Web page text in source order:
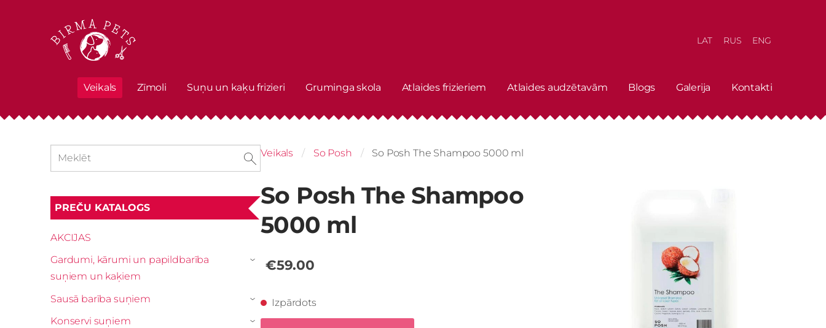
Veikals Zīmoli Suņu un kaķu frizieri Gruminga skola Atlaides frizieriem Atlaides audzētavām Blogs Galerija Kontakti
LAT RUS ENG
PREČU KATALOGS
AKCIJAS
Gardumi, kārumi un papildbarība
suņiem un kaķiem
›
Sausā barība suņiem ›
Konservi suņiem ›
Veikals So Posh So Posh The Shampoo 5000 ml
So Posh The Shampoo
5000 ml
€59.00
Izpārdots